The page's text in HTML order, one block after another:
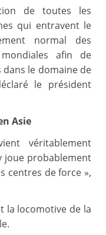
de toutes les
qui entravent le
normal des
mondiales afin de
le domaine de
le président
Asie
véritablement
joue probablement
centres de force »,
la locomotive de la